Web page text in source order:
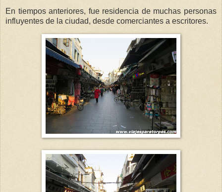
En tiempos anteriores, fue residencia de muchas personas
influyentes de la ciudad, desde comerciantes a escritores.